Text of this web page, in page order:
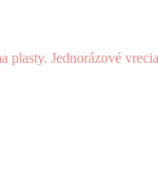
plasty. Jednorázové